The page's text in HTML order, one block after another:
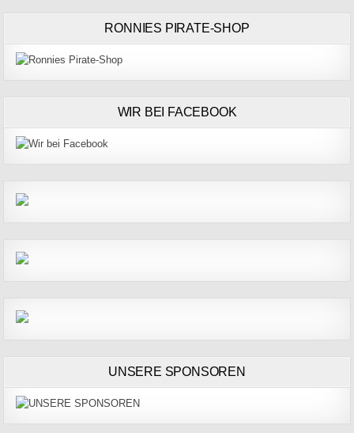
RONNIES PIRATE-SHOP
WIR BEI FACEBOOK
UNSERE SPONSOREN